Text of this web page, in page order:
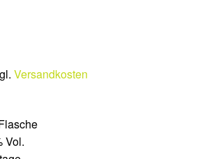
Versandkosten
Vol.